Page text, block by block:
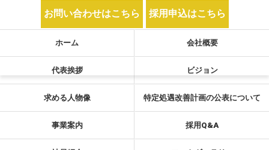
お問い合わせはこちら 採用申込はこちら
ホーム 会社概要
代表挨拶 ビジョン
求める人物像 特定処遇改善計画の公表について
事業案内 採用Q&A